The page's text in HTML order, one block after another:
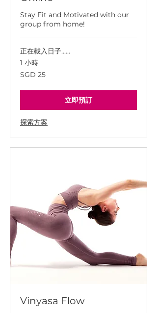
Stay Fit and Motivated with our
group from home!
正在載入日子......
1 小時
25
新
坡
SGD 25
立即預訂
探索方案
Vinyasa Flow